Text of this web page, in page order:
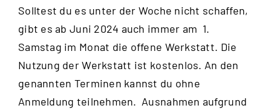
Solltest du es unter der Woche nicht schaffen,
gibt es ab Juni 2024 auch immer am 1.
Samstag im Monat die offene Werkstatt. Die
Nutzung der Werkstatt ist kostenlos. An den
genannten Terminen kannst du ohne
Anmeldung teilnehmen. Ausnahmen aufgrund